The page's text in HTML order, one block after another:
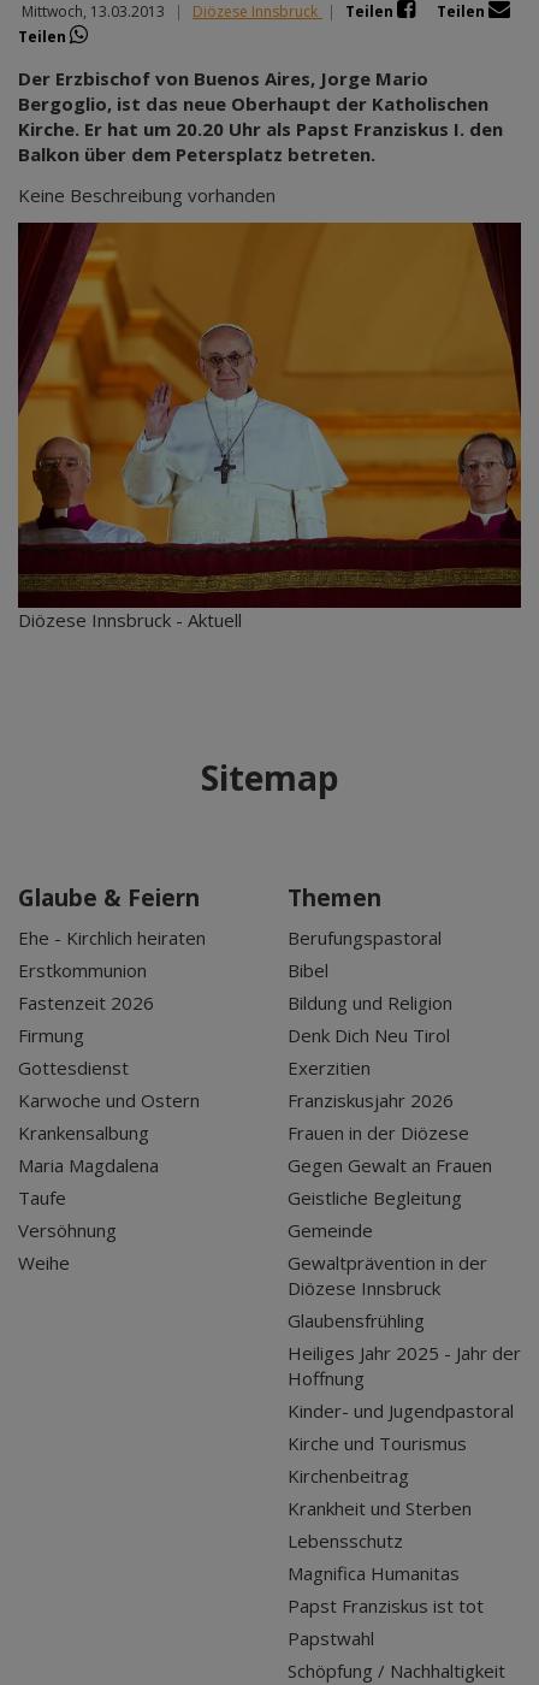
Mittwoch, 13.03.2013 | Diözese Innsbruck | Teilen
Teilen
Teilen
Der Erzbischof von Buenos Aires, Jorge Mario
Bergoglio, ist das neue Oberhaupt der Katholischen
Kirche. Er hat um 20.20 Uhr als Papst Franziskus I. den
Balkon über dem Petersplatz betreten.
Keine Beschreibung vorhanden
Diözese Innsbruck - Aktuell
Sitemap
Glaube & Feiern
Ehe - Kirchlich heiraten
Erstkommunion
Fastenzeit 2026
Firmung
Gottesdienst
Karwoche und Ostern
Krankensalbung
Maria Magdalena
Taufe
Versöhnung
Weihe
Themen
Berufungspastoral
Bibel
Bildung und Religion
Denk Dich Neu Tirol
Exerzitien
Franziskusjahr 2026
Frauen in der Diözese
Gegen Gewalt an Frauen
Geistliche Begleitung
Gemeinde
Gewaltprävention in der
Diözese Innsbruck
Glaubensfrühling
Heiliges Jahr 2025 - Jahr der
Hoffnung
Kinder- und Jugendpastoral
Kirche und Tourismus
Kirchenbeitrag
Krankheit und Sterben
Lebensschutz
Magnifica Humanitas
Papst Franziskus ist tot
Papstwahl
Schöpfung / Nachhaltigkeit